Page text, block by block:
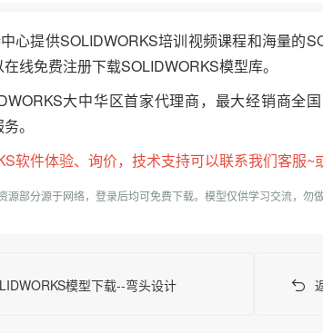
心提供SOLIDWORKS培训视频课程和海量的
线免费注册下载SOLIDWORKS模型库。
大中华区首家代理商，最大经销商全
。
软件体验、询价，技术支持可以联系我们客服~
源部分源于网络，登录后均可免费下载。模型仅供学习交流，勿
模型下载--弯头设计